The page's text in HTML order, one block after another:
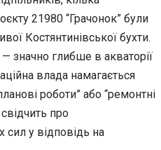
21980 “Грачонок” були
Костянтинівської бухти.
значно глибше в акваторії
влада намагається
роботи” або “ремонтні
про
сил у відповідь на